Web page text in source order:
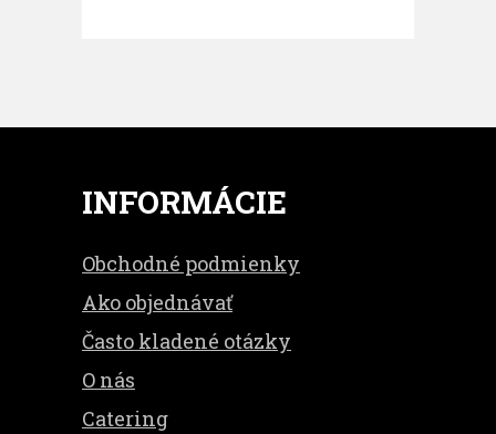
INFORMÁCIE
Obchodné podmienky
Ako objednávať
Často kladené otázky
O nás
Catering